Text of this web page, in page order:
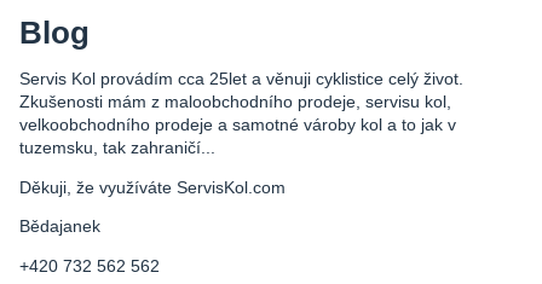
Blog
Servis Kol provádím cca 25let a věnuji cyklistice celý život.
Zkušenosti mám z maloobchodního prodeje, servisu kol,
velkoobchodního prodeje a samotné vároby kol a to jak v
tuzemsku, tak zahraničí...
Děkuji, že využíváte ServisKol.com
Bědajanek
+420 732 562 562